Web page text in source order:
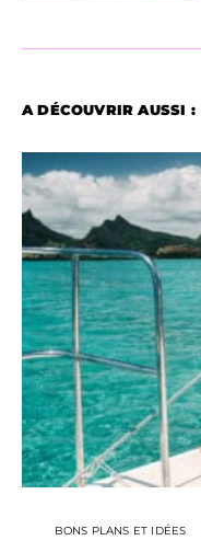
A DÉCOUVRIR AUSSI :
BONS PLANS ET IDÉES